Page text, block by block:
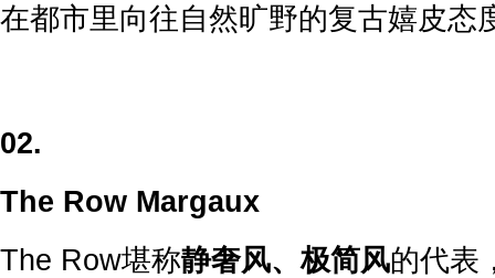
在都市里向往自然旷野的复古嬉皮态
02.
The Row Margaux
The Row堪称静奢风、极简风的代表